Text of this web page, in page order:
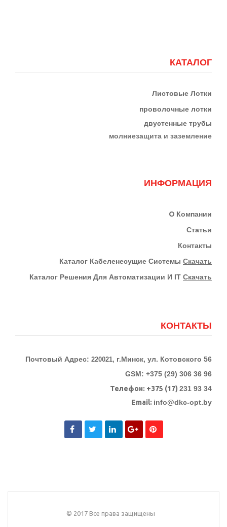
КАТАЛОГ
Листовые Лотки
проволочные лотки
двустенные трубы
молниезащита и заземление
ИНФОРМАЦИЯ
О Компании
Статьи
Контакты
КАталог Кабеленесущие Системы Скачать
Каталог Решения Для Автоматизации И IT Скачать
КОНТАКТЫ
Почтовый Адрес: 220021, г.Минск, ул. Котовского 56
GSM: +375 (29) 306 36 96
Телефон: +375 (17) 231 93 34
Email: info@dkc-opt.by
© 2017 Все права защищены